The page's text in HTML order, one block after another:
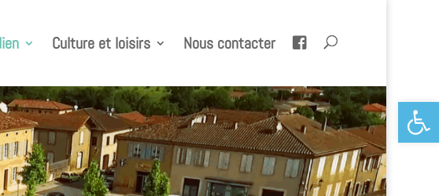
Ouvrir
Culture et loisirs Nous contacter